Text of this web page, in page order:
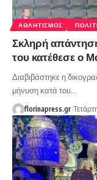
ΑΘΛΗΤΙΣΜΌΣ
Σκληρή
του κατέθεσε ο
Διαβιβάστηκε η
μήνυση κατά του…
florinapress.gr